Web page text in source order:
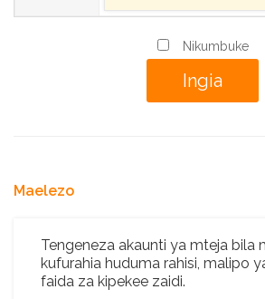
Nikumbuke
Maelezo
Tengeneza akaunti ya mteja bila
kufurahia huduma rahisi, malipo
faida za kipekee zaidi.